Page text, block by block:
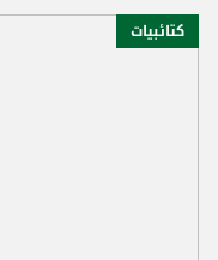
كتائبيات